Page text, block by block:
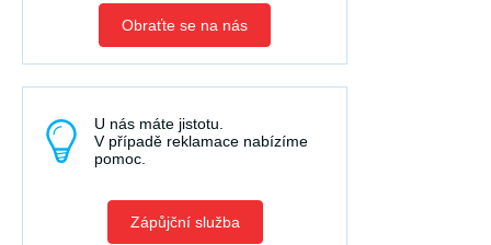
Obraťte se na nás
U nás máte jistotu.
V případě reklamace nabízíme
pomoc.
Zápůjční služba